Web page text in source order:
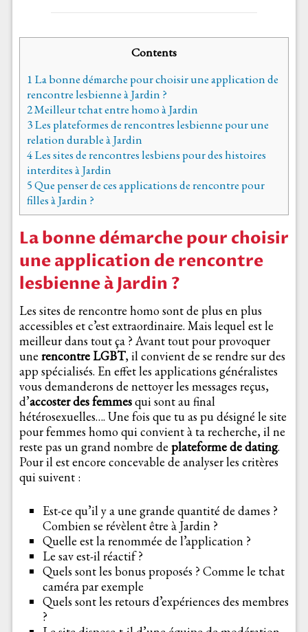
Contents
1 La bonne démarche pour choisir une application de
rencontre lesbienne à Jardin ?
2Meilleur tchat entre homo à Jardin
3Les plateformes de rencontres lesbienne pour une
relation durable à Jardin
4Les sites de rencontres lesbiens pour des histoires
interdites à Jardin
5Que penser de ces applications de rencontre pour
filles à Jardin ?
La bonne démarche pour choisir
une application de rencontre
lesbienne à Jardin ?
Les sites de rencontre homo sont de plus en plus
accessibles et c’est extraordinaire. Mais lequel est le
meilleur dans tout ça ? Avant tout pour provoquer
une rencontre LGBT, il convient de se rendre sur des
app spécialisés. En effet les applications généralistes
vous demanderons de nettoyer les messages reçus,
d’accoster des femmesqui sont au final
hétérosexuelles…. Une fois que tu as pu désigné le site
pour femmes homo qui convient à ta recherche, il ne
reste pas un grand nombre de plateforme de dating.
Pour il est encore concevable de analyser les critères
qui suivent :
Est-ce qu’il y a une grande quantité de dames ?
Combien se révèlent être à Jardin ?
Quelle est la renommée de l’application ?
Le sav est-il réactif ?
Quels sont les bonus proposés ? Comme le tchat
caméra par exemple
Quels sont les retours d’expériences des membres
?